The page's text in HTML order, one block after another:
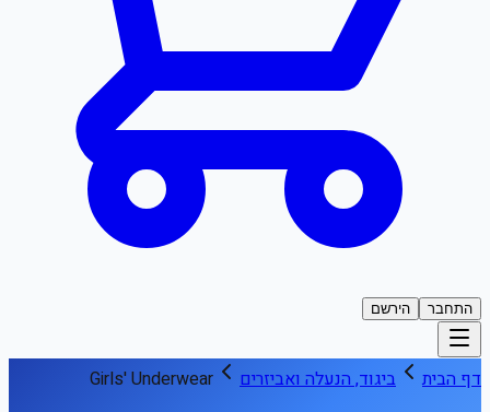
התחבר הירשם
דף הבית ביגוד, הנעלה ואביזרים Girls' Underwear